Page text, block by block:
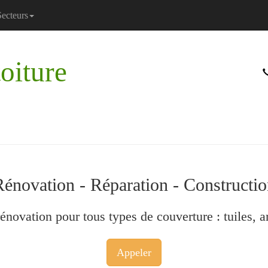
- Réparation -
pour tous types de couverture : tuiles,
Appeler